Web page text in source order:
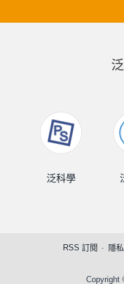
泛科學
RSS 訂閱 隱
Copyright